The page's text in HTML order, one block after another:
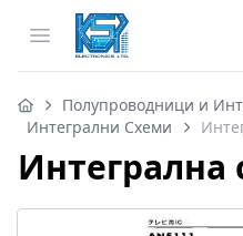
Open menu
Полупроводници и
Интегрални Схеми
Интегрална